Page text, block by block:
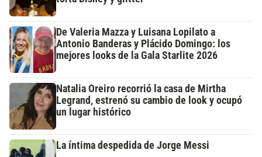
De Valeria Mazza y Luisana Lopilato a
Antonio Banderas y Plácido Domingo: los
mejores looks de la Gala Starlite 2026
Natalia Oreiro recorrió la casa de Mirtha
Legrand, estrenó su cambio de look y ocupó
un lugar histórico
La íntima despedida de Jorge Messi